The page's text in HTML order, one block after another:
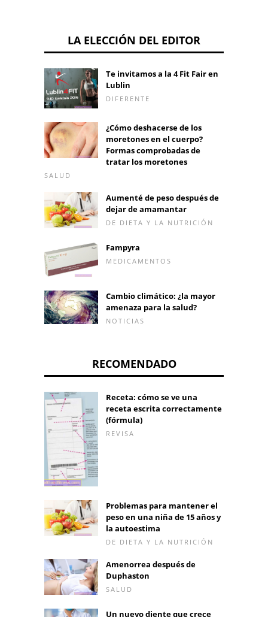
LA ELECCIÓN DEL EDITOR
Te invitamos a la 4 Fit Fair en
Lublin
DIFERENTE
¿Cómo deshacerse de los
moretones en el cuerpo?
Formas comprobadas de
tratar los moretones
SALUD
Aumenté de peso después de
dejar de amamantar
DE DIETA Y LA NUTRICIÓN
Fampyra
MEDICAMENTOS
Cambio climático: ¿la mayor
amenaza para la salud?
NOTICIAS
RECOMENDADO
Receta: cómo se ve una
receta escrita correctamente
(fórmula)
REVISA
Problemas para mantener el
peso en una niña de 15 años y
la autoestima
DE DIETA Y LA NUTRICIÓN
Amenorrea después de
Duphaston
SALUD
Un nuevo diente que crece